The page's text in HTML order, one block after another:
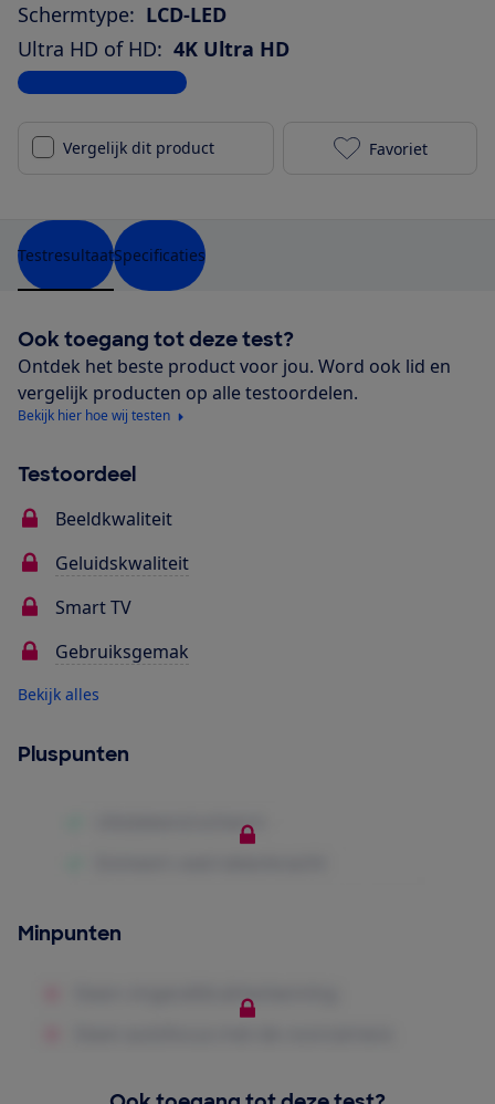
Schermtype: LCD-LED
Ultra HD of HD: 4K Ultra HD
Bekijk alle specificaties
Vergelijk dit product Samsung
Favoriet
TestresultaatSpecificaties
Ook toegang tot deze test?
Ontdek het beste product voor jou. Word ook lid en
vergelijk producten op alle testoordelen.
Bekijk hier hoe wij testen
Testoordeel
Beeldkwaliteit
Geluidskwaliteit
Smart TV
Gebruiksgemak
Bekijk alles
Pluspunten
Minpunten